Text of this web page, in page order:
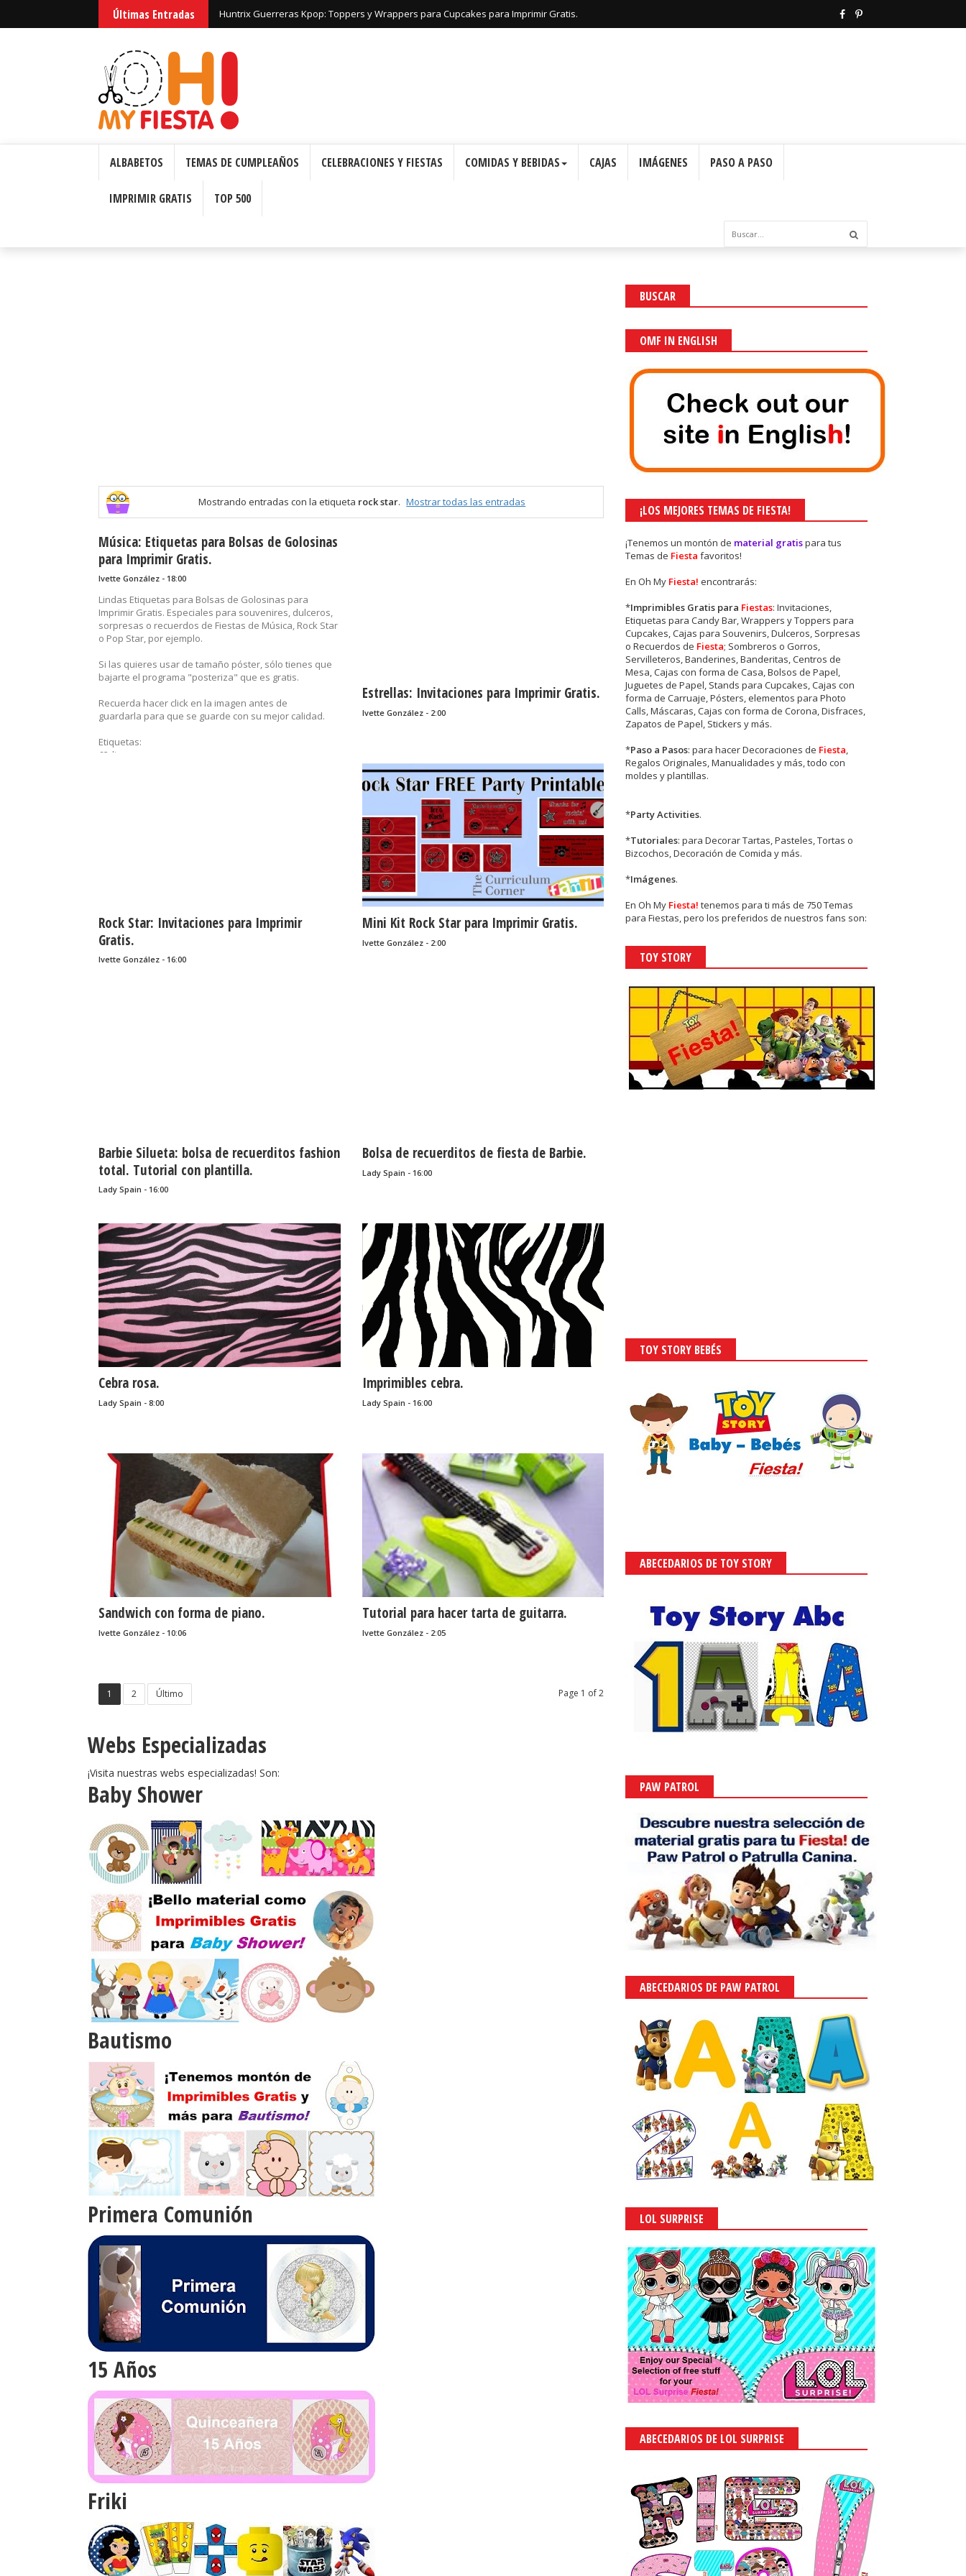
Últimas Entradas Huntrix Guerreras Kpop: Toppers y Wrappers para Cupcakes para Imprimir Gratis.
ALBABETOS TEMAS DE CUMPLEAÑOS CELEBRACIONES Y FIESTAS COMIDAS Y BEBIDAS CAJAS IMÁGENES PASO A PASO
IMPRIMIR GRATIS TOP 500
Mostrando entradas con la etiqueta rock star. Mostrar todas las entradas
Música: Etiquetas para Bolsas de Golosinas
para Imprimir Gratis.
Ivette González - 18:00
Lindas Etiquetas para Bolsas de Golosinas para
Imprimir Gratis. Especiales para souvenires, dulceros,
sorpresas o recuerdos de Fiestas de Música, Rock Star
o Pop Star, por ejemplo.
Si las quieres usar de tamaño póster, sólo tienes que
bajarte el programa "posteriza" que es gratis.
Recuerda hacer click en la imagen antes de
guardarla para que se guarde con su mejor calidad.
Etiquetas:
62di,
Estrellas: Invitaciones para Imprimir Gratis.
Ivette González - 2:00
Rock Star: Invitaciones para Imprimir
Gratis.
Ivette González - 16:00
Mini Kit Rock Star para Imprimir Gratis.
Ivette González - 2:00
Barbie Silueta: bolsa de recuerditos fashion
total. Tutorial con plantilla.
Lady Spain - 16:00
Bolsa de recuerditos de fiesta de Barbie.
Lady Spain - 16:00
Cebra rosa.
Lady Spain - 8:00
Imprimibles cebra.
Lady Spain - 16:00
Sandwich con forma de piano.
Ivette González - 10:06
Tutorial para hacer tarta de guitarra.
Ivette González - 2:05
Page 1 of 2
1 2 Último
Webs Especializadas
¡Visita nuestras webs especializadas! Son:
Baby Shower
Bautismo
Primera Comunión
15 Años
Friki
BUSCAR
OMF IN ENGLISH
¡LOS MEJORES TEMAS DE FIESTA!
¡Tenemos un montón de material gratispara tus
Temas de Fiestafavoritos!
En Oh My Fiesta!encontrarás:
*Imprimibles Gratis para Fiestas: Invitaciones,
Etiquetas para Candy Bar, Wrappers y Toppers para
Cupcakes, Cajas para Souvenirs, Dulceros, Sorpresas
o Recuerdos de Fiesta; Sombreros o Gorros,
Servilleteros, Banderines, Banderitas, Centros de
Mesa, Cajas con forma de Casa, Bolsos de Papel,
Juguetes de Papel, Stands para Cupcakes, Cajas con
forma de Carruaje, Pósters, elementos para Photo
Calls, Máscaras, Cajas con forma de Corona, Disfraces,
Zapatos de Papel, Stickers y más.
*Paso a Pasos: para hacer Decoraciones de Fiesta,
Regalos Originales, Manualidades y más, todo con
moldes y plantillas.
*Party Activities.
*Tutoriales: para Decorar Tartas, Pasteles, Tortas o
Bizcochos, Decoración de Comida y más.
*Imágenes.
EnOh My Fiesta! tenemos para ti más de 750 Temas
para Fiestas, pero los preferidos de nuestros fans son:
TOY STORY
TOY STORY BEBÉS
ABECEDARIOS DE TOY STORY
PAW PATROL
ABECEDARIOS DE PAW PATROL
LOL SURPRISE
ABECEDARIOS DE LOL SURPRISE